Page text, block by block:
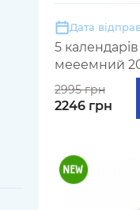
Дата
5
мееемний
2995 грн
2246 грн